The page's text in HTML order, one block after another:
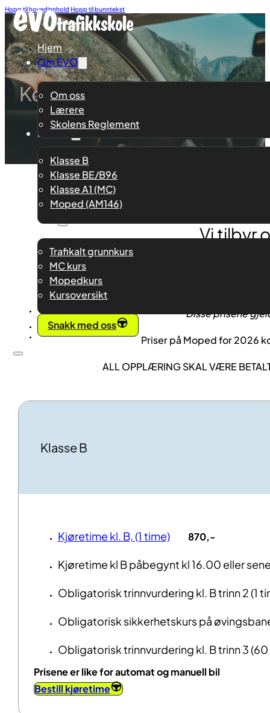
Hopp til hovedinnhold Hopp til bunntekst
Hjem
Om EVO
Om oss
Lærere
Skolens Reglement
Klasser
Klasse B
Klasse BE/B96
Klasse A1 (MC)
Moped (AM146)
Kurs
Trafikalt grunnkurs
MC kurs
Mopedkurs
Kursoversikt
Priser
Snakk med oss
Konkuransedyktige priser
Vi tilbyr
EVO trafikkskole forbeholder seg
Disse prisene
Priser på Moped for 2026
ALL OPPLÆRING SKAL VÆRE
Klasse B
Kjøretime kl. B, (1 time) 870,-
Kjøretime kl B påbegynt kl 16.00 eller
Obligatorisk trinnvurdering kl. B trinn 2 (1
Obligatorisk sikkerhetskurs på
Obligatorisk trinnvurdering kl. B trinn 3
Prisene er like for automat og manuell bil
Bestill kjøretime